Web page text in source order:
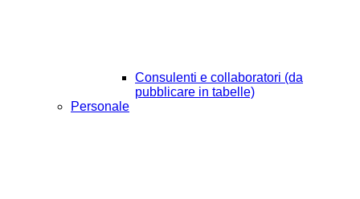
Consulenti e collaboratori (da
pubblicare in tabelle)
Personale